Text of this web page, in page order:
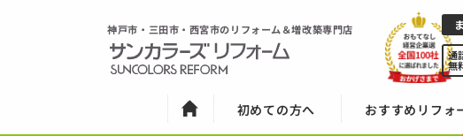
神戸市・三田市・西宮市のリフォーム＆増改築専門店
初めての方へ おすすめリフォ
通
無